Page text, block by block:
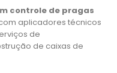
controle de pragas
aplicadores técnicos
de
de caixas de